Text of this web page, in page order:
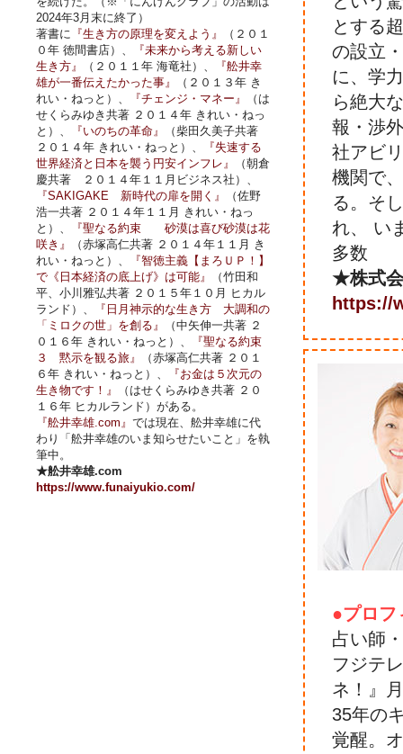
とする
の設立
に、学
ら絶大
報・渉
社アビ
機関で
る。そ
れ、 い
多数
★株式会
https://
●プロフ
占い師
フジテ
ネ！』
35年の
覚醒。
2024年3月末に終了）
著書に 『生き方の原理を変えよう』
（２０１
０年 徳間書店）、
『未来から考える新しい
生き方』
（２０１１年 海竜社）、
『舩井幸
雄が一番伝えたかった事』
（２０１３年 き
れい・ねっと）、
『チェンジ・マネー』
（は
せくらみゆき共著 ２０１４年 きれい・ねっ
と）、
『いのちの革命』
（柴田久美子共著
２０１４年 きれい・ねっと）、
『失速する
世界経済と日本を襲う円安インフレ』
（朝倉
慶共著 ２０１４年１１月ビジネス社）、
『SAKIGAKE 新時代の扉を開く』
（佐野
浩一共著 ２０１４年１１月 きれい・ねっ
と）、
『聖なる約束 砂漠は喜び砂漠は花
咲き』
（赤塚高仁共著 ２０１４年１１月 き
れい・ねっと）、
『智徳主義【まろＵＰ！】
で《日本経済の底上げ》は可能』
（竹田和
平、小川雅弘共著 ２０１５年１０月 ヒカル
ランド）、
『日月神示的な生き方 大調和の
「ミロクの世」を創る』
（中矢伸一共著 ２
０１６年 きれい・ねっと）、
『聖なる約束
３ 黙示を観る旅』
（赤塚高仁共著 ２０１
６年 きれい・ねっと）、
『お金は５次元の
生き物です！』
（はせくらみゆき共著 ２０
１６年 ヒカルランド）がある。
『舩井幸雄.com』 では現在、舩井幸雄に代
わり「舩井幸雄のいま知らせたいこと」を執
筆中。
★舩井幸雄.com
https://www.funaiyukio.com/